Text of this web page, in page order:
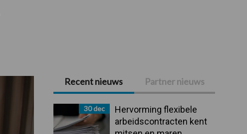
Primaire
Sidebar
Recent nieuws Partner nieuws
30 dec
Hervorming flexibele
arbeidscontracten kent